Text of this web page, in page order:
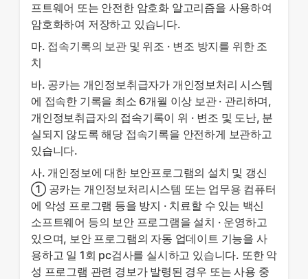
프트웨어 또는 안전한 암호화 알고리즘을 사용하여
암호화하여 저장하고 있습니다.
마. 접속기록의 보관 및 위조 · 변조 방지를 위한 조
치
바. 공카는 개인정보취급자가 개인정보처리 시스템
에 접속한 기록을 최소 6개월 이상 보관 · 관리하며,
개인정보취급자의 접속기록이 위 · 변조 및 도난, 분
실되지 않도록 해당 접속기록을 안전하게 보관하고
있습니다.
사. 개인정보에 대한 보안프로그램의 설치 및 갱신
① 공카는 개인정보처리시스템 또는 업무용 컴퓨터
에 악성 프로그램 등을 방지 · 치료할 수 있는 백신
소프트웨어 등의 보안 프로그램을 설치 · 운영하고
있으며, 보안 프로그램의 자동 업데이트 기능을 사
용하고 일 1회 pc검사를 실시하고 있습니다. 또한 악
성 프로그램 관련 경보가 발령된 경우 또는 사용 중